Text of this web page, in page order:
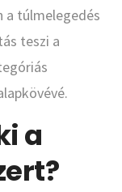
a túlmelegedés
teszi a
a